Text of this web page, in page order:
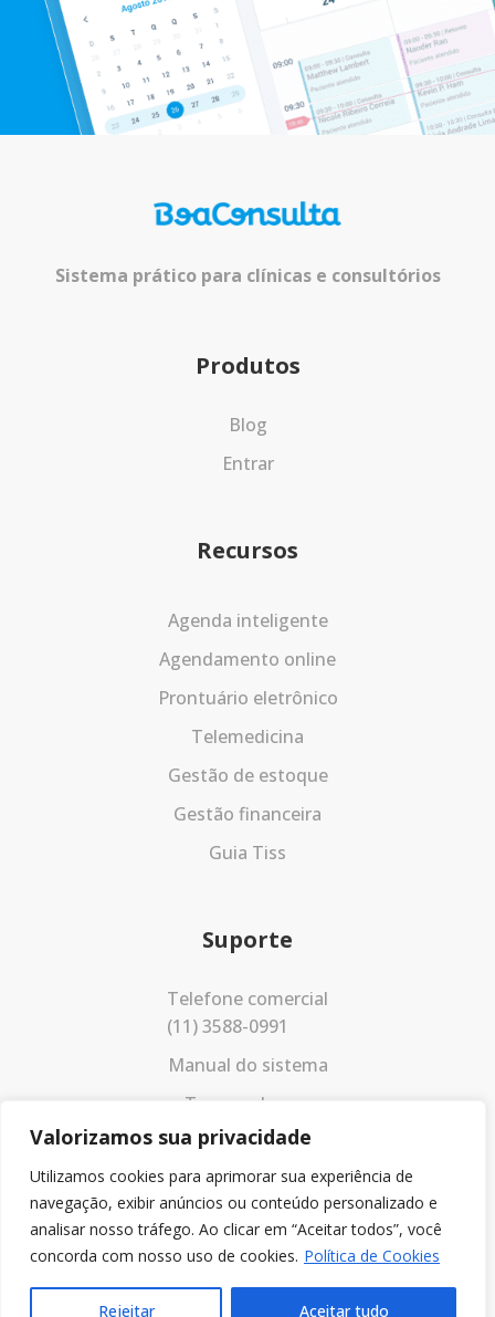
Valorizamos sua privacidade
Utilizamos cookies para aprimorar sua experiência de
navegação, exibir anúncios ou conteúdo personalizado e
analisar nosso tráfego. Ao clicar em “Aceitar todos”, você
concorda com nosso uso de cookies. Política de Cookies
Rejeitar Aceitar tudo
Sistema prático para clínicas e consultórios
Produtos
Blog
Entrar
Recursos
Agenda inteligente
Agendamento online
Prontuário eletrônico
Telemedicina
Gestão de estoque
Gestão financeira
Guia Tiss
Suporte
Telefone comercial
(11) 3588-0991
Manual do sistema
Termos de uso
Política de privacidade